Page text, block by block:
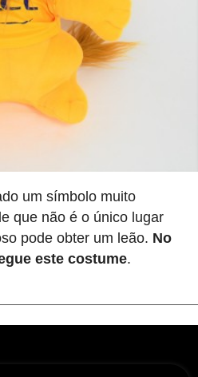
um símbolo muito
que não é o único lugar
pode obter um leão. No
este costume.